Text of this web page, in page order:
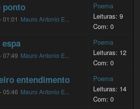
ponto
01:01 Mauro Antonio E...
Poema
Leituras: 9
Com: 0
07:49 Mauro Antonio E...
Poema
Leituras: 12
Com: 0
entendimento
05:46 Mauro Antonio E...
Poema
Leituras: 14
Com: 0